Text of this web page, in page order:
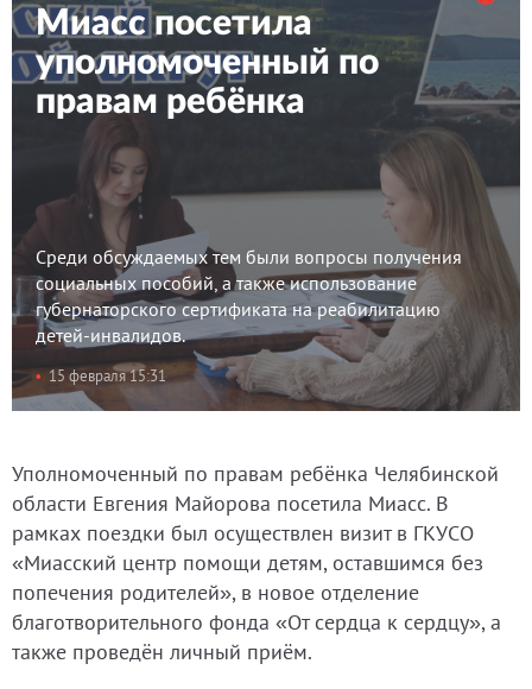
Миасс посетила
уполномоченный по
правам ребёнка
Среди обсуждаемых тем были вопросы получения
социальных пособий, а также использование
губернаторского сертификата на реабилитацию
детей-инвалидов.
15 февраля 15:31
Уполномоченный по правам ребёнка Челябинской
области Евгения Майорова посетила Миасс. В
рамках поездки был осуществлен визит в ГКУСО
«Миасский центр помощи детям, оставшимся без
попечения родителей», в новое отделение
благотворительного фонда «От сердца к сердцу», а
также проведён личный приём.